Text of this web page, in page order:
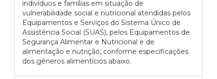
indivíduos e famílias em situação de
vulnerabilidade social e nutricional atendidas pelos
Equipamentos e Serviços do Sistema Único de
Assistência Social (SUAS), pelos Equipamentos de
Segurança Alimentar e Nutricional e de
alimentação e nutrição, conforme especificações
dos gêneros alimentícios abaixo.